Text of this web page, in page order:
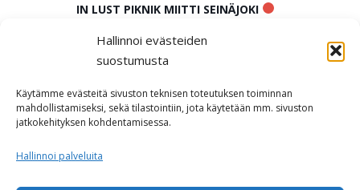
Hallinnoi evästeiden
suostumusta
Käytämme evästeitä sivuston teknisen toteutuksen toiminnan
mahdollistamiseksi, sekä tilastointiin, jota käytetään mm. sivuston
jatkokehityksen kohdentamisessa.
Hallinnoi palveluita
IN LUST PIKNIK MIITTI SEINÄJOKI
17.ELO.26 All Day